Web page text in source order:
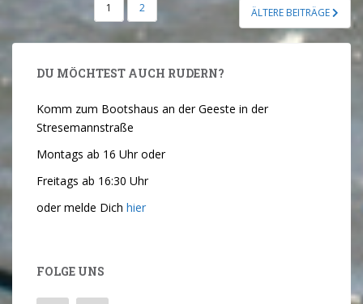
1 2 ÄLTERE BEITRÄGE
DU MÖCHTEST AUCH RUDERN?
Komm zum Bootshaus an der Geeste in der
Stresemannstraße
Montags ab 16 Uhr oder
Freitags ab 16:30 Uhr
oder melde Dich hier
FOLGE UNS